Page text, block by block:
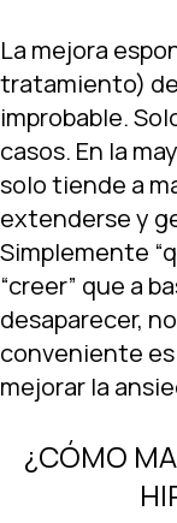
La mejora
tratamiento)
improbable.
casos. En la
solo tiende a
extenderse y
Simplemente
“creer” que a
desaparecer,
conveniente
mejorar la
¿CÓMO